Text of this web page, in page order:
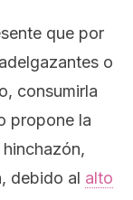
que por
o
consumirla
propone la
debido al alto